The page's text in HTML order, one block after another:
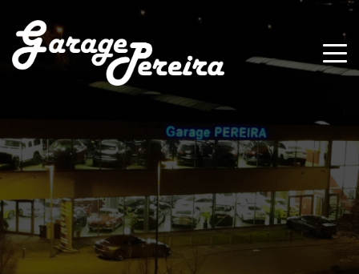
Paramètres avancés des cookies